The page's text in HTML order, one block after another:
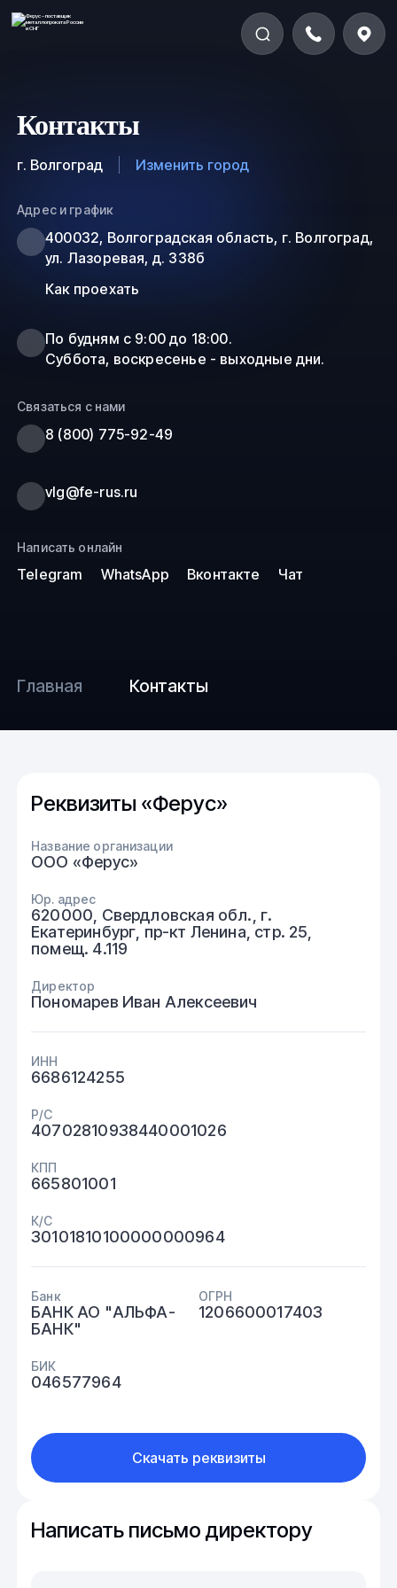
Контакты
г. Волгоград Изменить город
Адрес и график
400032, Волгоградская область, г. Волгоград,
ул. Лазоревая, д. 338б
Как проехать
По будням с 9:00 до 18:00.
Суббота, воскресенье - выходные дни.
Связаться с нами
8 (800) 775-92-49
vlg@fe-rus.ru
Написать онлайн
Telegram WhatsApp Вконтакте Чат
Главная Контакты
Реквизиты «Ферус»
Название организации
ООО «Ферус»
Юр. адрес
620000, Свердловская обл., г.
Екатеринбург, пр-кт Ленина, стр. 25,
помещ. 4.119
Директор
Пономарев Иван Алексеевич
ИНН
6686124255
Р/С
40702810938440001026
КПП
665801001
К/С
30101810100000000964
Банк
БАНК АО "АЛЬФА-
БАНК"
ОГРН
1206600017403
БИК
046577964
Скачать реквизиты
Написать письмо директору